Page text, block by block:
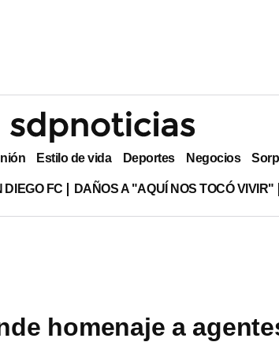
Estilo de vida Deportes Negocios
DIEGO FC DAÑOS A "AQUÍ NOS TOCÓ VIVIR"
homenaje a